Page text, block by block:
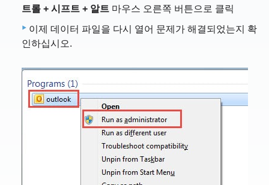
트롤 + 시프트 + 알트 마우스 오른쪽 버튼으로 클릭
이제 데이터 파일을 다시 열어 문제가 해결되었는지 확
인하십시오.